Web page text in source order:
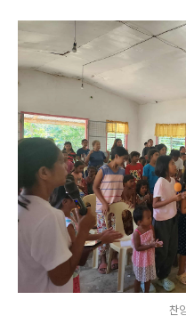
찬